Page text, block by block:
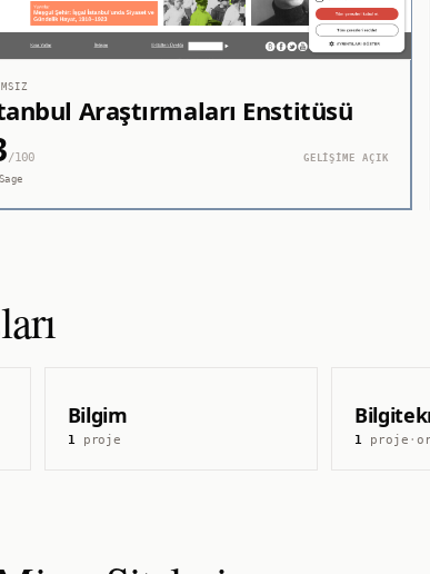
Araştırmaları Enstitüsü
/100
GELİŞİME AÇIK
Bilgim
1proje 1 proje ·